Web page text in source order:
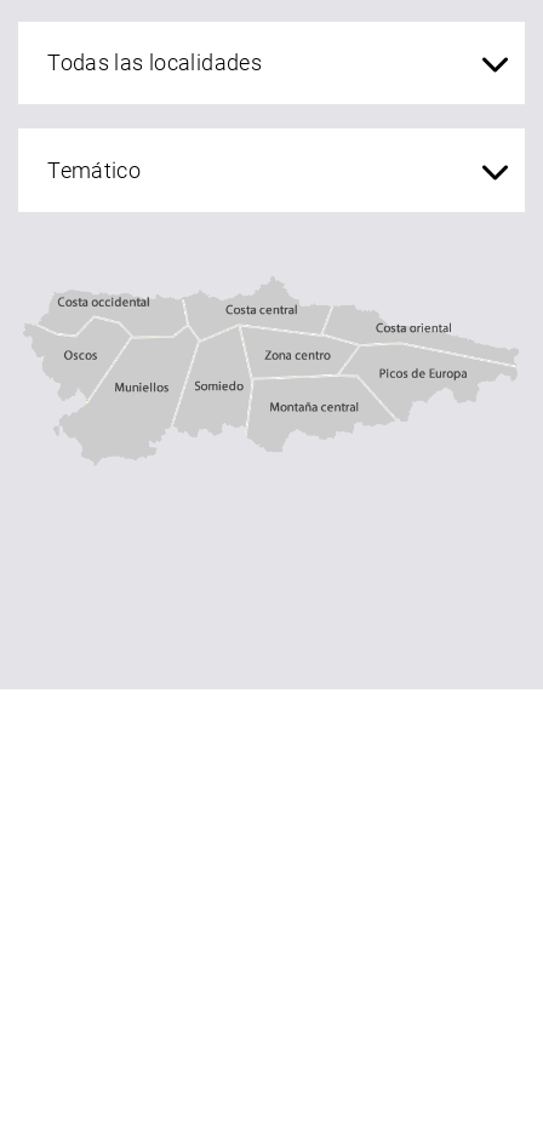
Costa occidental
Oscos Muniellos Somiedo
Costa central
zona centro
Montaña central Picos de Europa